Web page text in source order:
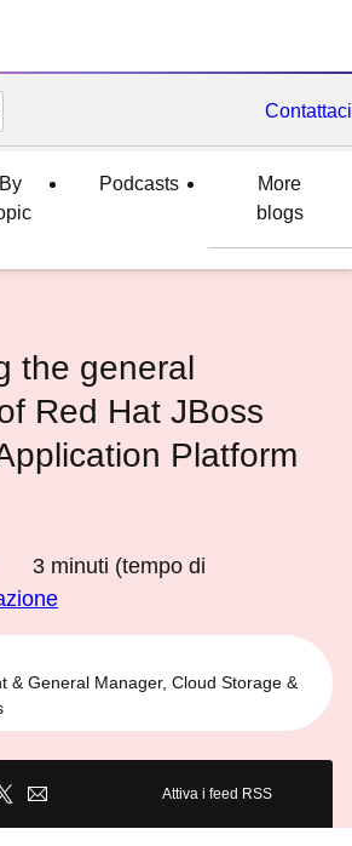
Contattaci
By
Podcasts
More
blogs
the general
Red Hat JBoss
Platform
3 minuti (tempo di
& General Manager, Cloud Storage &
Attiva i feed RSS